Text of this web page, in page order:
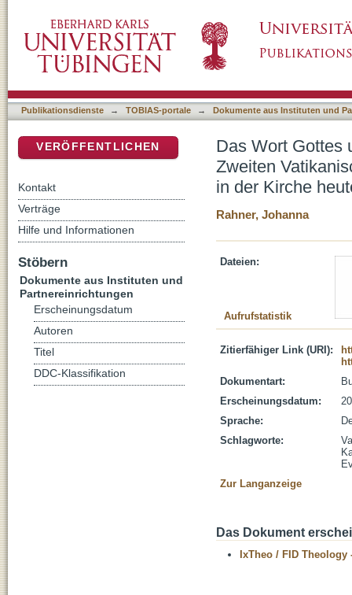
und die (noch zu leistende) Umsetzung in
Publikationsdienste → TOBIAS-portale → Dokumente aus Instituten und
Das Wort Gottes
Zweiten
in der Kirche
Rahner, Johanna
Dateien:
Aufrufstatistik
Zitierfähiger Link (URI):
Dokumentart:
Erscheinungsdatum:
Sprache:
Schlagworte:
Zur Langanzeige
Das Dokument
IxTheo / FID Theology
VERÖFFENTLICHEN
Kontakt
Verträge
Hilfe und Informationen
Stöbern
Dokumente aus Instituten und
Partnereinrichtungen
Erscheinungsdatum
Autoren
Titel
DDC-Klassifikation